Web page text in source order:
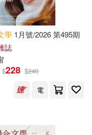
學 1月號/2026 第495期
誌
$228 $240
電